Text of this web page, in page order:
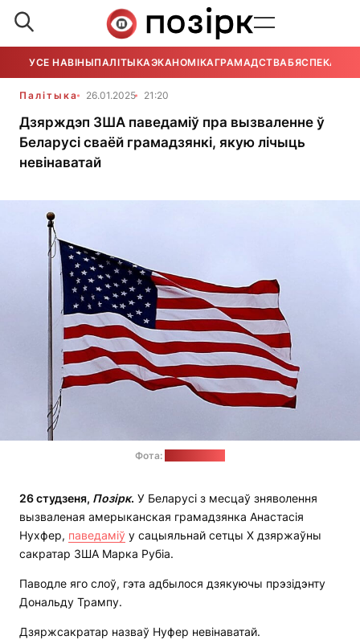
УСЕ НАВІНЫПАЛІТЫКАЭКАНОМІКАГРАМАДСТВАБЯСПЕКА
Палітыка 26.01.2025 21:20
Дзярждэп ЗША паведаміў пра вызваленне ў
Беларусі сваёй грамадзянкі, якую лічыць
невінаватай
Фота:
26 студзеня, Позірк. У Беларусі з месцаў зняволення
вызваленая амерыканская грамадзянка Анастасія
Нухфер, паведаміў у сацыяльнай сетцы Х дзяржаўны
сакратар ЗША Марка Рубіа.
Паводле яго слоў, гэта адбылося дзякуючы прэзідэнту
Дональду Трампу.
Дзяржсакратар назваў Нуфер невінаватай.